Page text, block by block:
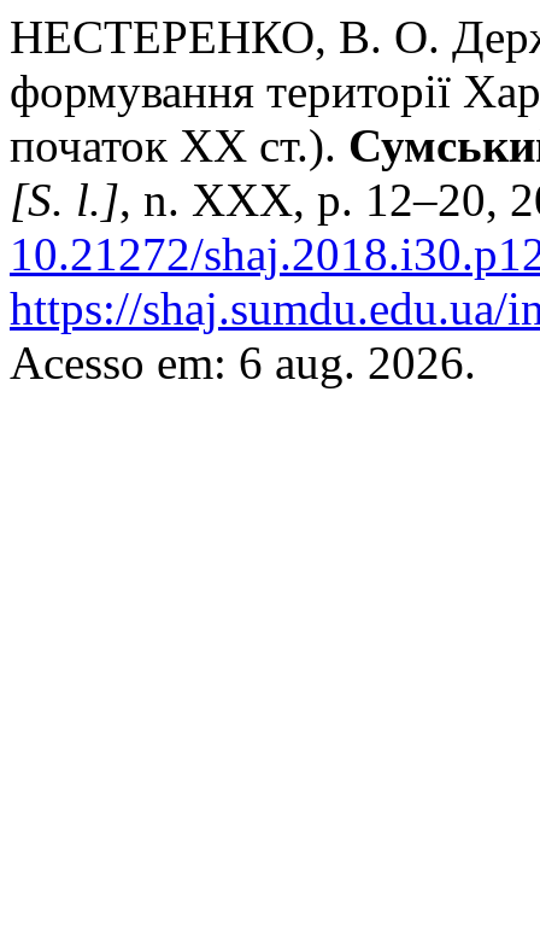
НЕСТЕРЕНКО, В. О.
формування території
початок ХХ ст.).
[S. l.], n. XXX, p. 12–20,
10.21272/
https://
Acesso em: 6 aug. 2026.